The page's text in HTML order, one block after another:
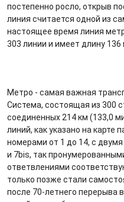
постепенно росло, открыв
линия считается одной из
настоящее время линия
303 линии и имеет длину 136
Метро - самая важная
Система, состоящая из 300
соединенных 214 км (133,0
линий, как указано на карте
номерами от 1 до 14, с
и 7bis, так
ответвлениями
только позже стали
после 70-летнего перерыва